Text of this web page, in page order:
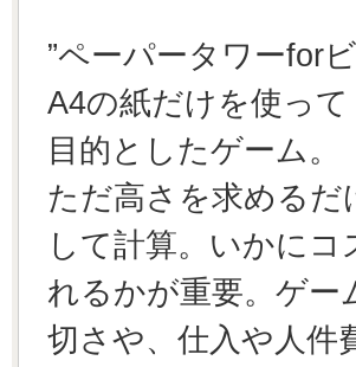
”ペーパータワーfor
A4の紙だけを使っ
目的としたゲーム。
ただ高さを求めるだ
して計算。いかに
れるかが重要。ゲ
切さや、仕入や人件